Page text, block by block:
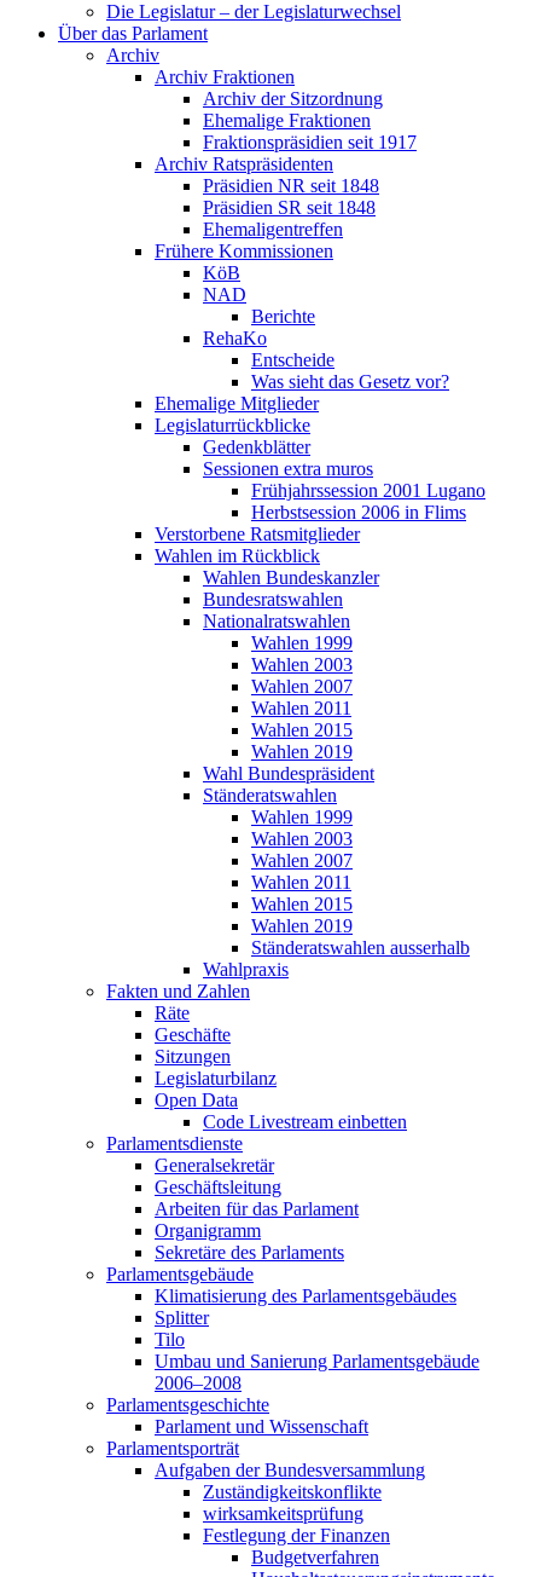
Die Legislatur – der Legislaturwechsel
Über das Parlament
Archiv
Archiv Fraktionen
Archiv der Sitzordnung
Ehemalige Fraktionen
Fraktionspräsidien seit 1917
Archiv Ratspräsidenten
Präsidien NR seit 1848
Präsidien SR seit 1848
Ehemaligentreffen
Frühere Kommissionen
KöB
NAD
Berichte
RehaKo
Entscheide
Was sieht das Gesetz vor?
Ehemalige Mitglieder
Legislaturrückblicke
Gedenkblätter
Sessionen extra muros
Frühjahrssession 2001 Lugano
Herbstsession 2006 in Flims
Verstorbene Ratsmitglieder
Wahlen im Rückblick
Wahlen Bundeskanzler
Bundesratswahlen
Nationalratswahlen
Wahlen 1999
Wahlen 2003
Wahlen 2007
Wahlen 2011
Wahlen 2015
Wahlen 2019
Wahl Bundespräsident
Ständeratswahlen
Wahlen 1999
Wahlen 2003
Wahlen 2007
Wahlen 2011
Wahlen 2015
Wahlen 2019
Ständeratswahlen ausserhalb
Wahlpraxis
Fakten und Zahlen
Räte
Geschäfte
Sitzungen
Legislaturbilanz
Open Data
Code Livestream einbetten
Parlamentsdienste
Generalsekretär
Geschäftsleitung
Arbeiten für das Parlament
Organigramm
Sekretäre des Parlaments
Parlamentsgebäude
Klimatisierung des Parlamentsgebäudes
Splitter
Tilo
Umbau und Sanierung Parlamentsgebäude
2006–2008
Parlamentsgeschichte
Parlament und Wissenschaft
Parlamentsporträt
Aufgaben der Bundesversammlung
Zuständigkeitskonflikte
wirksamkeitsprüfung
Festlegung der Finanzen
Budgetverfahren